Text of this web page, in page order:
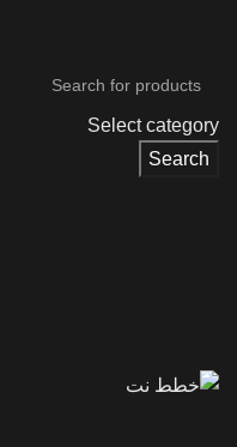
Select category
Search